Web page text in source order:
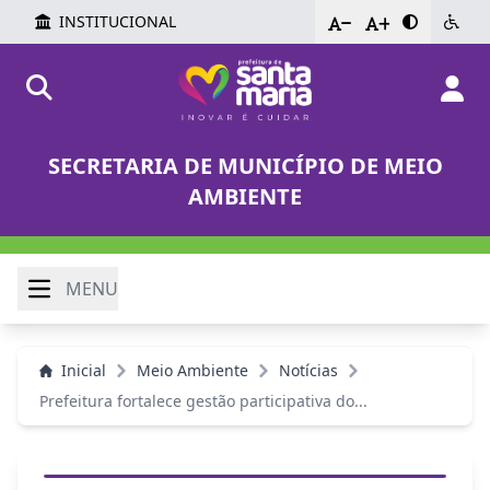
INSTITUCIONAL - +
SECRETARIA DE MUNICÍPIO DE MEIO
AMBIENTE
MENU
Inicial Meio Ambiente
Notícias
Prefeitura fortalece gestão participativa do...